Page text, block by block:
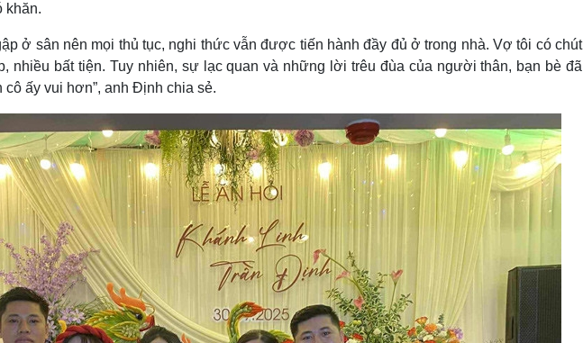
khăn.
ở sân nên mọi thủ tục, nghi thức vẫn được tiến hành đầy đủ ở trong nhà. Vợ tôi có chút
nhiều bất tiện. Tuy nhiên, sự lạc quan và những lời trêu đùa của người thân, bạn bè đã
cô ấy vui hơn”, anh Định chia sẻ.